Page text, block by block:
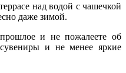
над водой с чашечкой
даже зимой.
и не пожалеете об
и не менее яркие